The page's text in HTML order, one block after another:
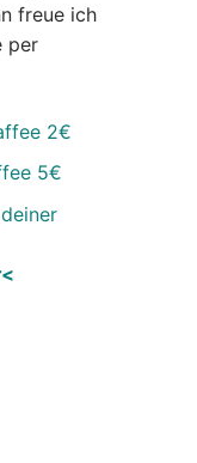
freue ich
per
2€
5€